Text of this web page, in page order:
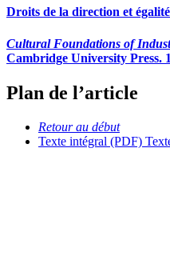
Droits de la direction et
Cultural Foundations of
Cambridge University Press.
Plan de l’article
Retour au début
Texte intégral (PDF)